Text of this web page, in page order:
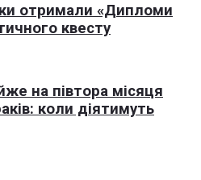
отримали «Дипломи
квесту
на півтора місяця
коли діятимуть